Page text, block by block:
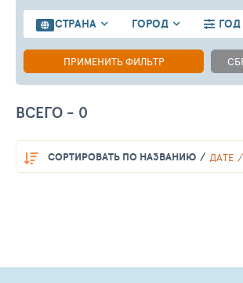
СТРАНА ГОРОД ГОД
ПРИМЕНИТЬ ФИЛЬТР
ВСЕГО - 0
СОРТИРОВАТЬ ПО НАЗВАНИЮ ДАТЕ